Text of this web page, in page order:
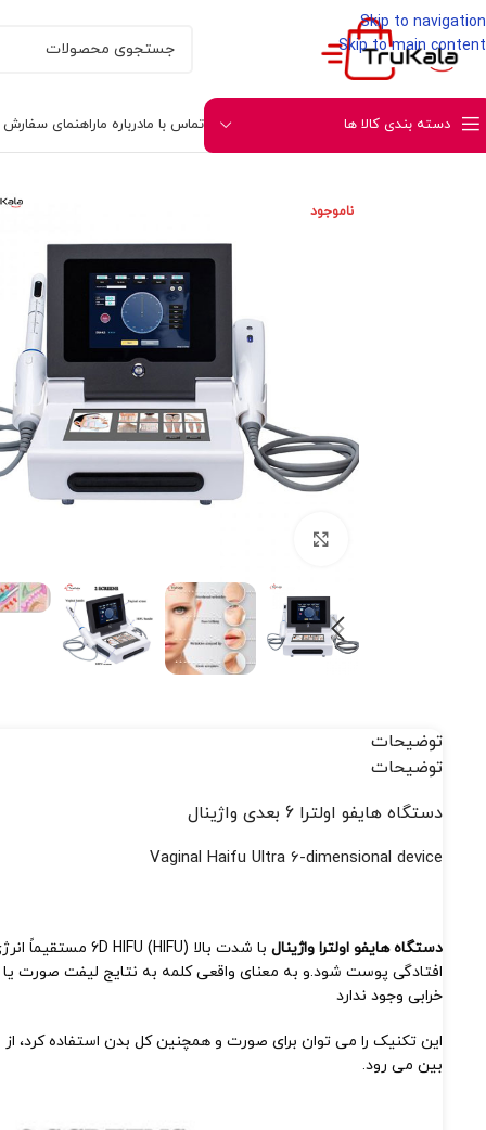
Skip to navigation
Skip to main content
دسته بندی کالا ها تماس با مادرباره ماراهنمای سفارش
ابزار های زیبایی و جوان سازی
ناموجود
توضیحات
توضیحات
دستگاه هایفو اولترا 6 بعدی واژینال
Vaginal Haifu Ultra 6-dimensional device
دستگاه هایفو اولترا واژینال با شدت بالا 6D HIFU (HIFU) مستقیماً انرژی گرما را به پوست و بافت زیرپوستی می رساندکه می تواند کلاژن
افتادگی پوست شود.و به معنای واقعی کلمه به نتایج لیفت صورت
خرابی وجود ندارد
این تکنیک را می توان برای صورت و همچنین کل بدن استفاده کرد،
بین می رود.